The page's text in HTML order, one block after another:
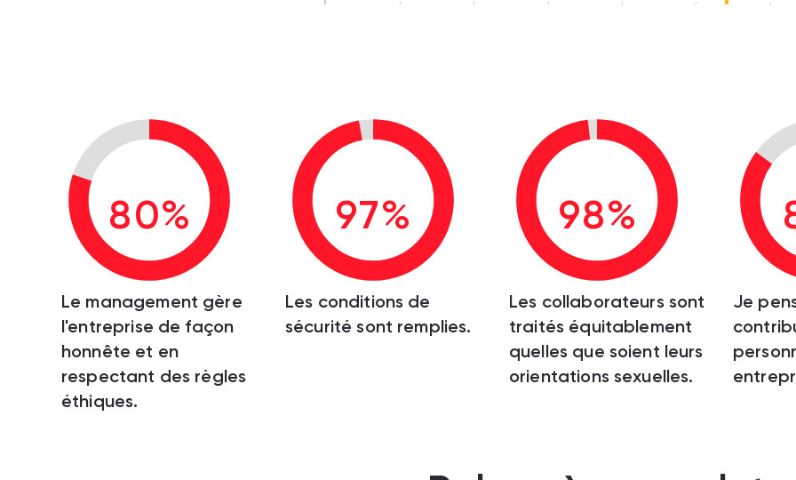
80%
Le management gère
l'entreprise de façon
honnête et en
respectant des règles
éthiques.
97%
Les conditions de
sécurité sont remplies.
98%
Les collaborateurs sont
traités équitablement
quelles que soient leurs
orientations sexuelles.
Je